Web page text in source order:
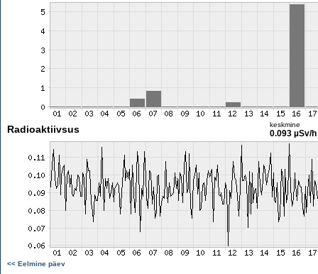
Radioaktiivsus keskmine
0.093 µSv/h
<< Eelmine päev